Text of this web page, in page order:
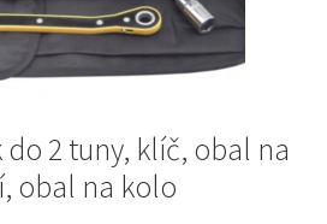
2 tuny, klíč, obal na
obal na kolo